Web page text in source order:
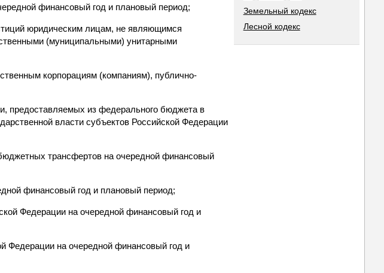
финансовый год и плановый период;
юридическим лицам, не являющимся
(муниципальными) унитарными
корпорациям (компаниям), публично-
предоставляемых из федерального бюджета в
власти субъектов Российской Федерации
трансфертов на очередной финансовый
финансовый год и плановый период;
Федерации на очередной финансовый год и
Федерации на очередной финансовый год и
Земельный кодекс
Лесной кодекс